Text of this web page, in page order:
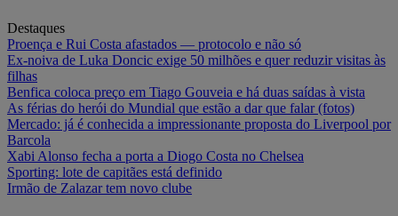
Destaques
Proença e Rui Costa afastados — protocolo e não só
Ex-noiva de Luka Doncic exige 50 milhões e quer reduzir visitas às
filhas
Benfica coloca preço em Tiago Gouveia e há duas saídas à vista
As férias do herói do Mundial que estão a dar que falar (fotos)
Mercado: já é conhecida a impressionante proposta do Liverpool por
Barcola
Xabi Alonso fecha a porta a Diogo Costa no Chelsea
Sporting: lote de capitães está definido
Irmão de Zalazar tem novo clube